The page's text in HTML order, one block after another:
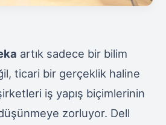
artık sadece bir bilim
ticari bir gerçeklik haline
iş yapış biçimlerinin
zorluyor. Dell